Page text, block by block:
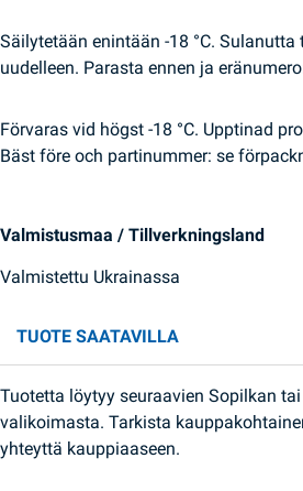
Säilytetään enintään -18 °C.
uudelleen. Parasta ennen ja
Förvaras vid högst -18 °C. Upptinad
Bäst före och partinummer: se
Valmistusmaa / Tillverkningsland
Valmistettu Ukrainassa
TUOTE SAATAVILLA
Tuotetta löytyy seuraavien Sopilkan
valikoimasta. Tarkista
yhteyttä kauppiaaseen.